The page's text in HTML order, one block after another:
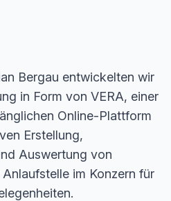
Bergau entwickelten wir
in Form von VERA, einer
Online-Plattform
Erstellung,
Auswertung von
im Konzern für